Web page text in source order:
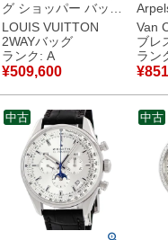
グ ショッパー バッグ
MM レザー サフラン
シルバー金具 イエロ
ー トート ショルダー
M24457 RFID
【箱】 【中古】中古
美品
LOUIS VUITTON
2WAYバッグ
ランク: A
¥509,600
ヴィ
ンブ
ール
ーゴ
18K
書】
様品
Van
ブレ
ラン
¥
中古 中古